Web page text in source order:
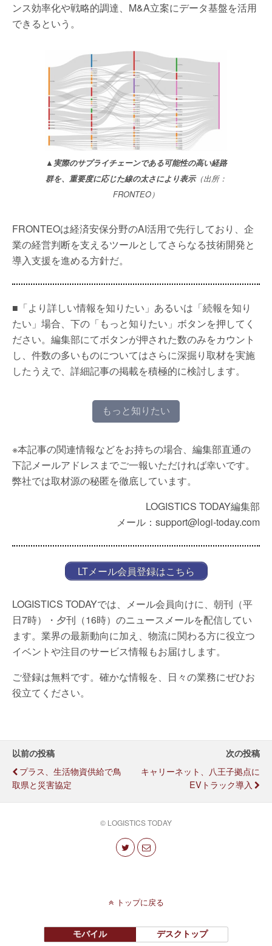
ンス効率化や戦略的調達、M&A立案にデータ基盤を活用
できるという。
▲実際のサプライチェーンである可能性の高い経路
群を、重要度に応じた線の太さにより表示（出所：
FRONTEO）
FRONTEOは経済安保分野のAI活用で先行しており、企
業の経営判断を支えるツールとしてさらなる技術開発と
導入支援を進める方針だ。
■「より詳しい情報を知りたい」あるいは「続報を知り
たい」場合、下の「もっと知りたい」ボタンを押してく
ださい。編集部にてボタンが押された数のみをカウント
し、件数の多いものについてはさらに深掘り取材を実施
したうえで、詳細記事の掲載を積極的に検討します。
もっと知りたい
※本記事の関連情報などをお持ちの場合、編集部直通の
下記メールアドレスまでご一報いただければ幸いです。
弊社では取材源の秘匿を徹底しています。
LOGISTICS TODAY編集部
メール：support@logi-today.com
LTメール会員登録はこちら
LOGISTICS TODAYでは、メール会員向けに、朝刊（平
日7時）・夕刊（16時）のニュースメールを配信してい
ます。業界の最新動向に加え、物流に関わる方に役立つ
イベントや注目のサービス情報もお届けします。
ご登録は無料です。確かな情報を、日々の業務にぜひお
役立てください。
以前の投稿
プラス、生活物資供給で鳥
取県と災害協定
次の投稿
キャリーネット、八王子拠点に
EVトラック導入
© LOGISTICS TODAY
トップに戻る
モバイル デスクトップ